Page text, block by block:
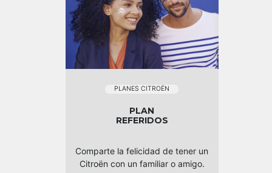
PLANES CITROËN
PLAN
REFERIDOS
Comparte la felicidad de tener un
Citroën con un familiar o amigo.